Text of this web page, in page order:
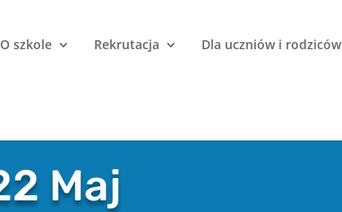
O szkole Rekrutacja Dla uczniów i rodziców
Maj